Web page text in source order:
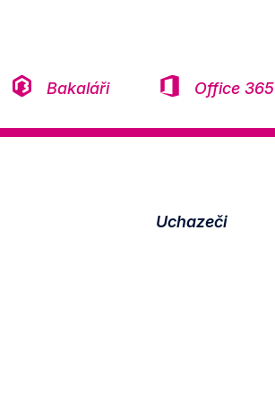
Bakaláři
Office 365
Uchazeči